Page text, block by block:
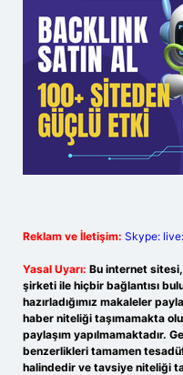
Reklam ve İletişim: Skype:
Yasal Uyarı: Bu internet
şirketi ile hiçbir bağlantısı
hazırladığımız makaleler
haber niteliği taşımamakta
paylaşım yapılmamaktadır.
benzerlikleri tamamen
halindedir ve tavsiye niteliği